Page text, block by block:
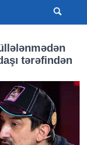
tərəfindən